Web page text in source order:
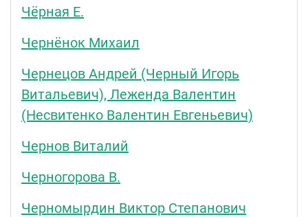
Чёрная Е.
Чернёнок Михаил
Чернецов Андрей (Черный Игорь
Витальевич), Леженда Валентин
(Несвитенко Валентин Евгеньевич)
Чернов Виталий
Черногорова В.
Черномырдин Виктор Степанович